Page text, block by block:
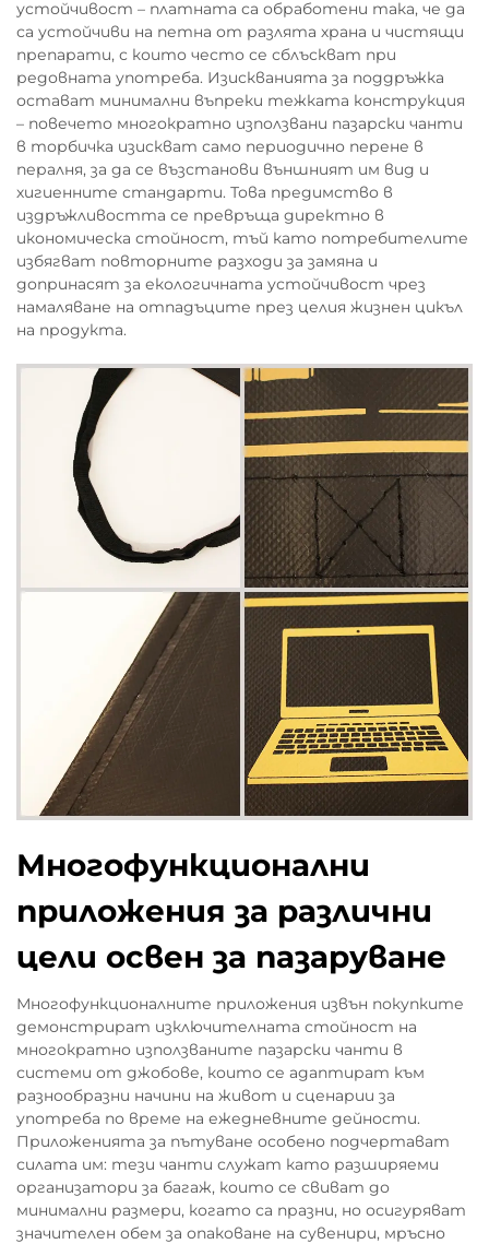
устойчивост – платната са обработени така, че да
са устойчиви на петна от разлята храна и чистящи
препарати, с които често се сблъскват при
редовната употреба. Изискванията за поддръжка
остават минимални въпреки тежката конструкция
– повечето многократно използвани пазарски чанти
в торбичка изискват само периодично перене в
пералня, за да се възстанови външният им вид и
хигиенните стандарти. Това предимство в
издръжливостта се превръща директно в
икономическа стойност, тъй като потребителите
избягват повторните разходи за замяна и
допринасят за екологичната устойчивост чрез
намаляване на отпадъците през целия жизнен цикъл
на продукта.
Многофункционални
приложения за различни
цели освен за пазаруване
Многофункционалните приложения извън покупките
демонстрират изключителната стойност на
многократно използваните пазарски чанти в
системи от джобове, които се адаптират към
разнообразни начини на живот и сценарии за
употреба по време на ежедневните дейности.
Приложенията за пътуване особено подчертават
силата им: тези чанти служат като разширяеми
организатори за багаж, които се свиват до
минимални размери, когато са празни, но осигуряват
значителен обем за опаковане на сувенири, мръсно